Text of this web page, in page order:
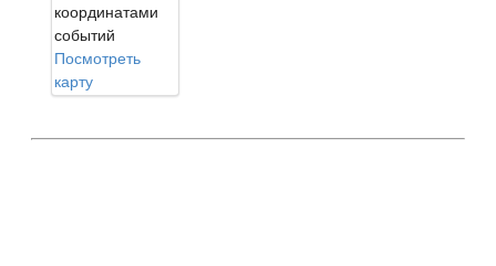
координатами
событий
Посмотреть
карту